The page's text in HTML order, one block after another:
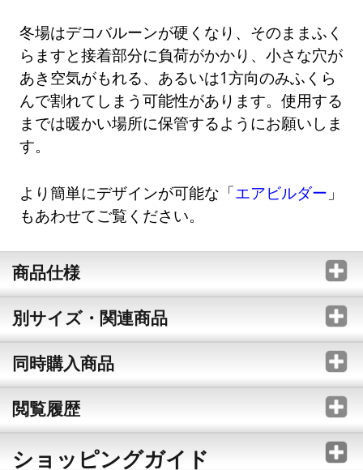
冬場はデコバルーンが硬くなり、そのままふく
らますと接着部分に負荷がかかり、小さな穴が
あき空気がもれる、あるいは1方向のみふくら
んで割れてしまう可能性があります。使用する
までは暖かい場所に保管するようにお願いしま
す。
より簡単にデザインが可能な「エアビルダー 」
もあわせてご覧ください。
商品仕様
別サイズ・関連商品
同時購入商品
閲覧履歴
ショッピングガイド